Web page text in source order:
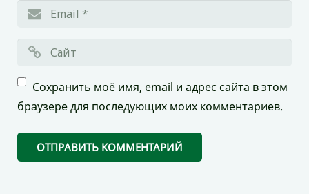
Сохранить моё имя, email и адрес сайта в этом
браузере для последующих моих комментариев.